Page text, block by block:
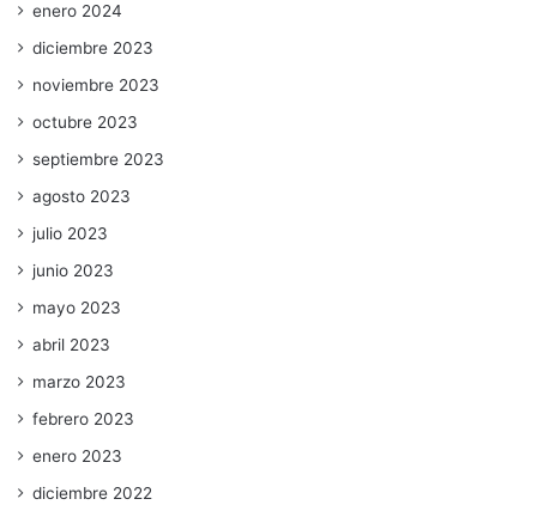
enero 2024
diciembre 2023
noviembre 2023
octubre 2023
septiembre 2023
agosto 2023
julio 2023
junio 2023
mayo 2023
abril 2023
marzo 2023
febrero 2023
enero 2023
diciembre 2022